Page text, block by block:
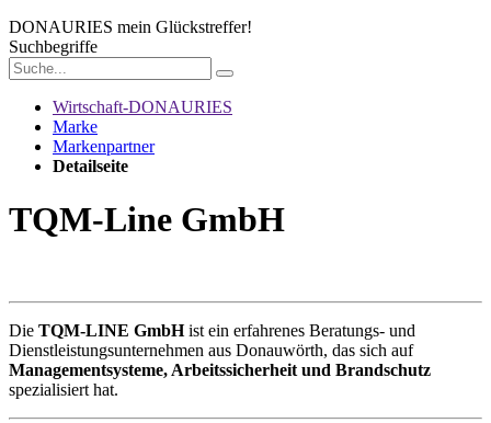
DONAURIES mein Glückstreffer!
Suchbegriffe
Wirtschaft-DONAURIES
Marke
Markenpartner
Detailseite
TQM-Line GmbH
Die TQM-LINE GmbHist ein erfahrenes Beratungs- und
Dienstleistungsunternehmen aus Donauwörth, das sich auf
Managementsysteme, Arbeitssicherheit und Brandschutz
spezialisiert hat.